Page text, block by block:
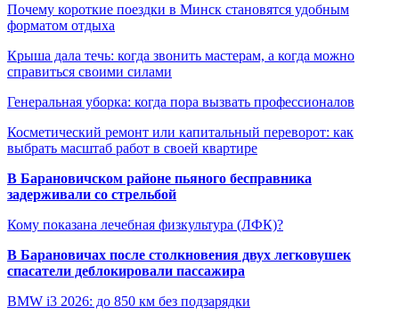
Почему короткие поездки в Минск становятся удобным
форматом отдыха
Крыша дала течь: когда звонить мастерам, а когда можно
справиться своими силами
Генеральная уборка: когда пора вызвать профессионалов
Косметический ремонт или капитальный переворот: как
выбрать масштаб работ в своей квартире
В Барановичском районе пьяного бесправника
задерживали со стрельбой
Кому показана лечебная физкультура (ЛФК)?
В Барановичах после столкновения двух легковушек
спасатели деблокировали пассажира
BMW i3 2026: до 850 км без подзарядки